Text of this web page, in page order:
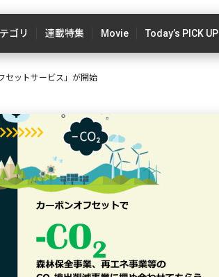
ゴリ 連載特集 Movie Today’s PICK UP
セットサービス」が開始